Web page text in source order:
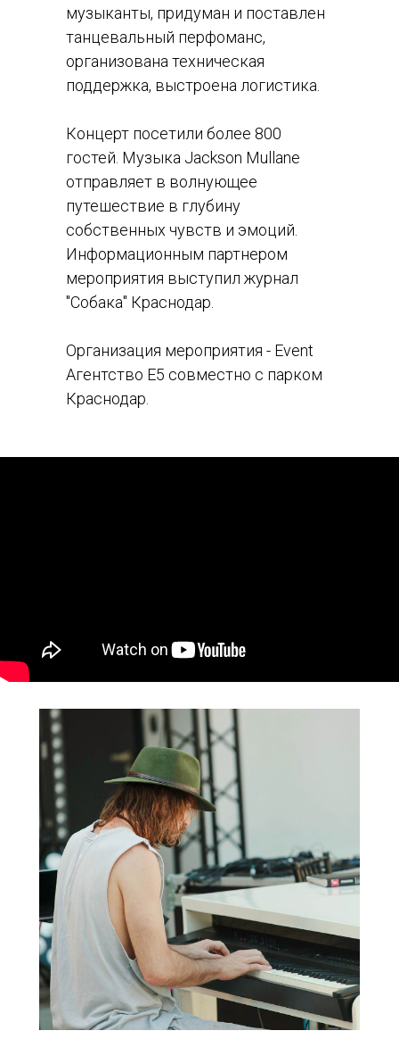
музыканты, придуман и поставлен
танцевальный перфоманс,
организована техническая
поддержка, выстроена логистика.
Концерт посетили более 800
гостей. Музыка Jackson Mullane
отправляет в волнующее
путешествие в глубину
собственных чувств и эмоций.
Информационным партнером
мероприятия выступил журнал
"Собака" Краснодар.
Организация мероприятия - Event
Агентство Е5 совместно с парком
Краснодар.